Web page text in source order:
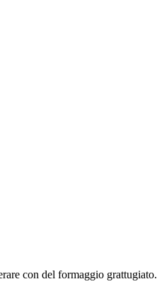
con del formaggio grattugiato.